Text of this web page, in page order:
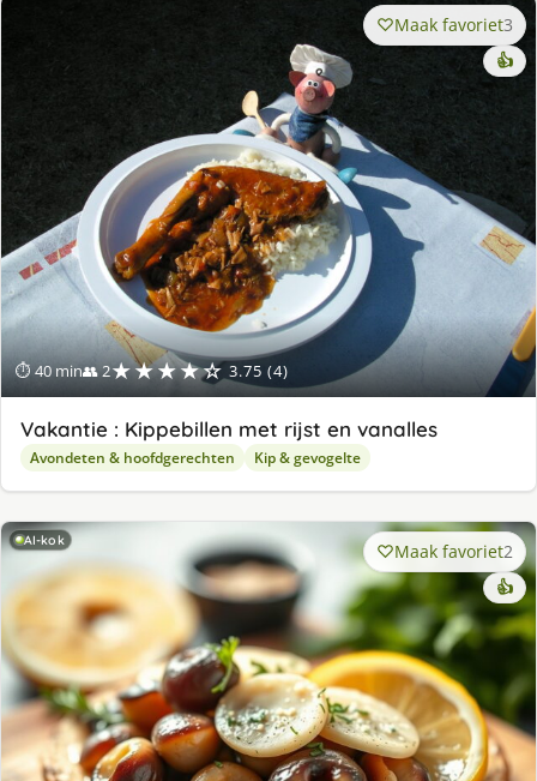
⏱ 40 min👥 2★★★★☆ 3.75 (4)
Maak favoriet3
👍
Vakantie : Kippebillen met rijst en vanalles
Avondeten & hoofdgerechten Kip & gevogelte
AI-kok Maak favoriet2
👍